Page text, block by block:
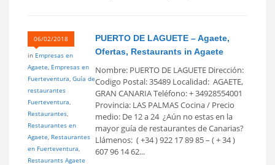
06/02/2018
in Empresas en
Agaete, Empresas en
Fuerteventura, Guía de
restaurantes
Fuerteventura,
Restaurantes,
Restaurantes en
Agaete, Restaurantes
en Fuerteventura,
Restaurants Agaete
PUERTO DE LAGUETE – Agaete,
Ofertas, Restaurants in Agaete
Nombre: PUERTO DE LAGUETE Dirección:
Codigo Postal: 35489 Localidad: AGAETE,
GRAN CANARIA Teléfono: + 34928554001
Provincia: LAS PALMAS Cocina / Precio
medio: De 12 a 24  ¿Aún no estas en la
mayor guía de restaurantes de Canarias?
Llámenos: ( +34 ) 922 17 89 85 – ( + 34 )
607 96 14 62...